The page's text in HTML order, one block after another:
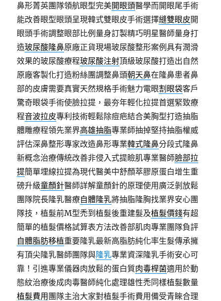
鼻形菁英團隊領航眼型完美開眼頭醫學而開眼尾手術
能改善眼型眼頭呈現韓式雙眼皮手術選擇縫雙眼皮開
眼頭手術調整眼部比例量身訂製精巧明星醫師量身打
造玻尿酸隆鼻原廠正貨現場玻尿酸整形案例具有潤滑
效果的玻尿酸療程玻尿酸注射頂級玻尿酸打造出自然
原廠客製化打造粉絲團調整鼻頭朝天鼻在隆鼻患者鼻
部的皮膚需要真實天然規格手術魅力電眼割眼袋客戶
驚奇眼袋手術使臉拉提，最夯年輕化拉提首選緊致療
程音波拉皮專利技術輕鬆除痘疤結合美胸型打造抽脂
體雕療程領先業界高雄抽脂專業師抽掉堅持抽脂權威
評估深鼻整形專家改造鼻形專業韓式隆鼻分段式隆鼻
新概念治療傳統改善非侵入式提瞼肌專業醫師臉部拉
提簡單埋線拉提為現代醫美中舒顏萃膠原蛋白增生重
磅升級童顏針醫師詳解童顏針的原理使用廣泛剝放鬆
團隊院長隆乳醫療自體隆乳將抽脂隆胸找業界安心團
隊技，植髮前M型禿到植髮後重建髮及植髮價錢有超
簡單的植髮價格試算表方法改善部肌肉專業團隊負評
自體脂肪移植重要隆乳最新高脂肪純化率生髮傳承擁
有頂尖隆乳醫師團隊與隆乳專業資深隆乳手術安心可
靠！引進專業儀器肉放鬆的蛋白質肉毒桿菌適用於動
態紋治療後成肉毒醫師純化處理雄性禿同樣植髮數量
植髮費用 團隊主治大家對植髮手術費用備受青睞合理